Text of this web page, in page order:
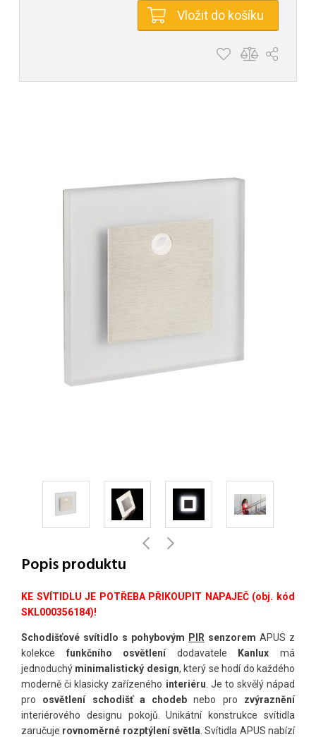
Vložit do košíku
Popis produktu
KE SVÍTIDLU JE POTŘEBA PŘIKOUPIT NAPAJEČ (obj. kód
SKL000356184)!
Schodišťové svítidlo s pohybovým PIR senzorem APUS z
kolekce funkčního osvětlenídodavatele Kanluxmá
jednoduchý minimalistický design, který se hodí do každého
moderně či klasicky zařízeného interiéru . Je to skvělý nápad
pro osvětlení schodišť a chodeb nebo pro zvýraznění
interiérového designu pokojů. Unikátní konstrukce svítidla
zaručuje rovnoměrné rozptýlení světla . Svítidla APUS nabízí